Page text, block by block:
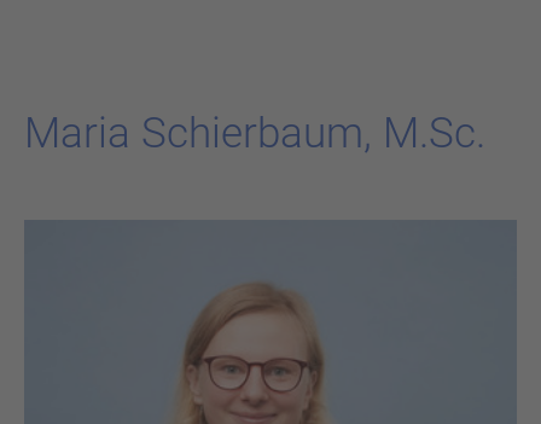
Maria Schier­baum, M.Sc.